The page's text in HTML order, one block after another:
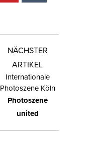
NÄCHSTER
ARTIKEL
Internationale
Photoszene Köln
Photoszene
united